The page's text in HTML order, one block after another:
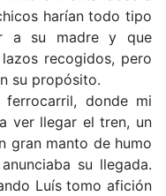
harían todo tipo
a su madre y que
recogidos, pero
su propósito.
donde mi
ver llegar el tren, un
gran manto de humo
su llegada.
Luís tomo afición